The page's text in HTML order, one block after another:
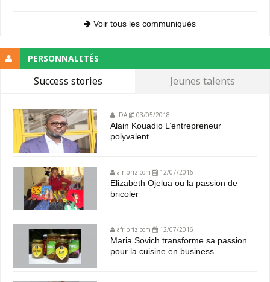
Voir tous les communiqués
PERSONNALITÉS
Success stories Jeunes talents
JDA 03/05/2018
Alain Kouadio L’entrepreneur
polyvalent
afripriz.com 12/07/2016
Elizabeth Ojelua ou la passion de
bricoler
afripriz.com 12/07/2016
Maria Sovich transforme sa passion
pour la cuisine en business